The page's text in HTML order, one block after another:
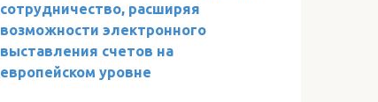
сотрудничество, расширяя
возможности электронного
выставления счетов на
европейском уровне